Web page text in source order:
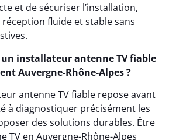
et de sécuriser l’installation,
fluide et stable sans
installateur antenne TV fiable
Auvergne-Rhône-Alpes ?
antenne TV fiable repose avant
à diagnostiquer précisément les
des solutions durables. Être
TV en Auvergne-Rhône-Alpes